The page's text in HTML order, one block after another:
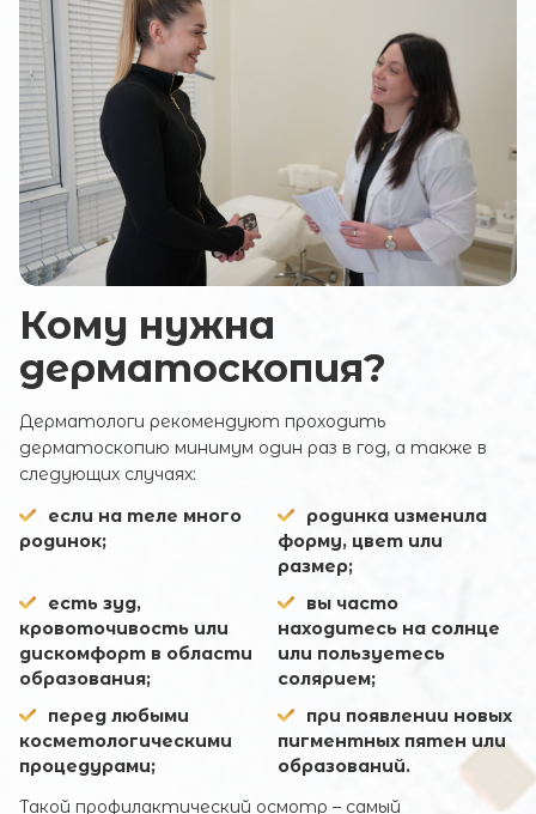
Кому нужна
дерматоскопия?
Дерматологи рекомендуют проходить
дерматоскопию минимум один раз в год, а также в
следующих случаях:
если на теле много
родинок;
родинка изменила
форму, цвет или
размер;
есть зуд,
кровоточивость или
дискомфорт в области
образования;
вы часто
находитесь на солнце
или пользуетесь
солярием;
перед любыми
косметологическими
процедурами;
при появлении новых
пигментных пятен или
образований.
Такой профилактический осмотр – самый